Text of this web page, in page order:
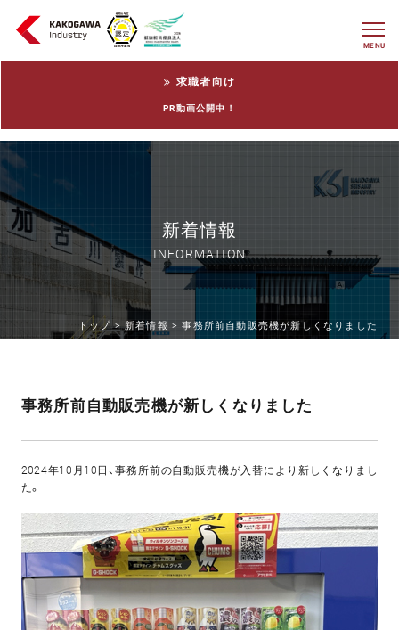
MENU
求職者向け
PR動画公開中！
新着情報
INFORMATION
トップ >新着情報 >事務所前自動販売機が新しくなりました
事務所前自動販売機が新しくなりました
2024年10月10日、事務所前の自動販売機が入替により新しくなりまし
た。